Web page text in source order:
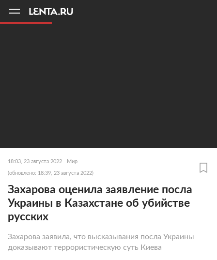
18:03, 23 августа 2022 Мир
(обновлено: 18:39, 23 августа 2022)
Захарова оценила заявление посла
Украины в Казахстане об убийстве
русских
Захарова заявила, что высказывания посла Украины
доказывают террористическую суть Киева